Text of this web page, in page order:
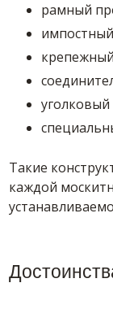
рамный
Такие
каждой